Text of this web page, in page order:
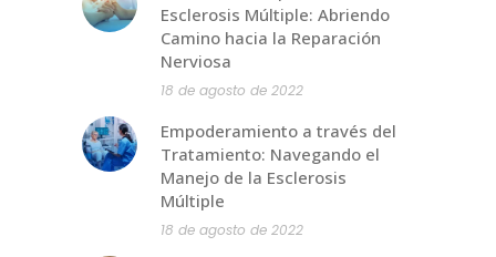
Esclerosis Múltiple: Abriendo
Camino hacia la Reparación
Nerviosa
18 de agosto de 2022
Empoderamiento a través del
Tratamiento: Navegando el
Manejo de la Esclerosis
Múltiple
18 de agosto de 2022